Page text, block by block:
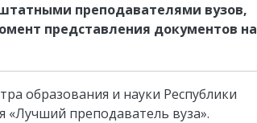
преподавателями вузов,
представления документов на
образования и науки Республики
«Лучший преподаватель вуза».